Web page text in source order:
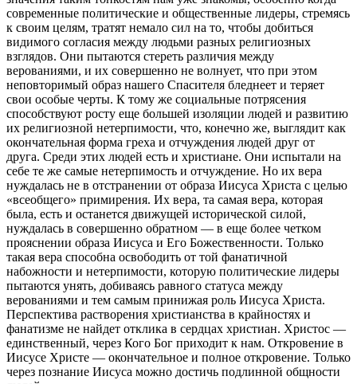
современные политические и общественные лидеры, стремясь
к своим целям, тратят немало сил на то, чтобы добиться
видимого согласия между людьми разных религиозных
взглядов. Они пытаются стереть различия между
верованиями, и их совершенно не волнует, что при этом
неповторимый образ нашего Спасителя бледнеет и теряет
свои особые черты. К тому же социальные потрясения
способствуют росту еще большей изоляции людей и развитию
их религиозной нетерпимости, что, конечно же, выглядит как
окончательная форма греха и отчуждения людей друг от
друга. Среди этих людей есть и христиане. Они испытали на
себе те же самые нетерпимость и отчуждение. Но их вера
нуждалась не в отстранении от образа Иисуса Христа с целью
«всеобщего» примирения. Их вера, та самая вера, которая
была, есть и останется движущей исторической силой,
нуждалась в совершенно обратном — в еще более четком
прояснении образа Иисуса и Его Божественности. Только
такая вера способна освободить от той фанатичной
набожности и нетерпимости, которую политические лидеры
пытаются унять, добиваясь равного статуса между
верованиями и тем самым принижая роль Иисуса Христа.
Перспектива растворения христианства в крайностях и
фанатизме не найдет отклика в сердцах христиан. Христос —
единственный, через Кого Бог приходит к нам. Откровение в
Иисусе Христе — окончательное и полное откровение. Только
через познание Иисуса можно достичь подлинной общности